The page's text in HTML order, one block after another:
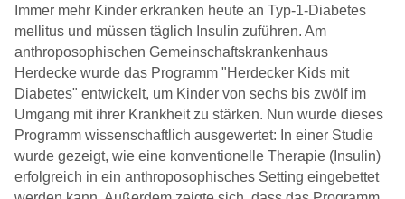
Immer mehr Kinder erkranken heute an Typ-1-Diabetes
mellitus und müssen täglich Insulin zuführen. Am
anthroposophischen Gemeinschaftskrankenhaus
Herdecke wurde das Programm "Herdecker Kids mit
Diabetes" entwickelt, um Kinder von sechs bis zwölf im
Umgang mit ihrer Krankheit zu stärken. Nun wurde dieses
Programm wissenschaftlich ausgewertet: In einer Studie
wurde gezeigt, wie eine konventionelle Therapie (Insulin)
erfolgreich in ein anthroposophisches Setting eingebettet